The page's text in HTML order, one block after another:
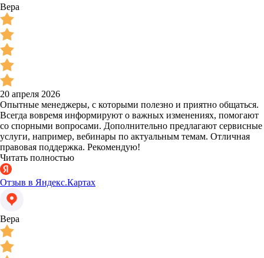
Вера
20 апреля 2026
Опытные менеджеры, с которыми полезно и приятно общаться.
Всегда вовремя информируют о важных изменениях, помогают
со спорными вопросами. Дополнительно предлагают сервисные
услуги, например, вебинары по актуальным темам. Отличная
правовая поддержка. Рекомендую!
Читать полностью
Отзыв в Яндекс.Картах
Вера